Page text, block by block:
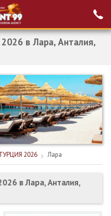
Проверка на
резервация
в Лара, Анталия,
2026 Лара
в Лара, Анталия,